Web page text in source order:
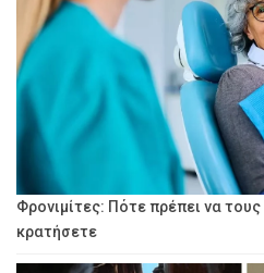
Φρονιμίτες: Πότε πρέπει να
κρατήσετε